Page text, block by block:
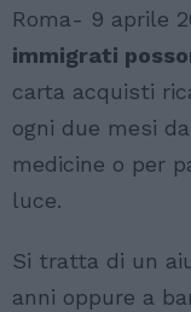
Roma- 9 aprile
immigrati
carta acquisti
ogni due mesi
medicine o per
luce.
Si tratta di un
anni oppure a